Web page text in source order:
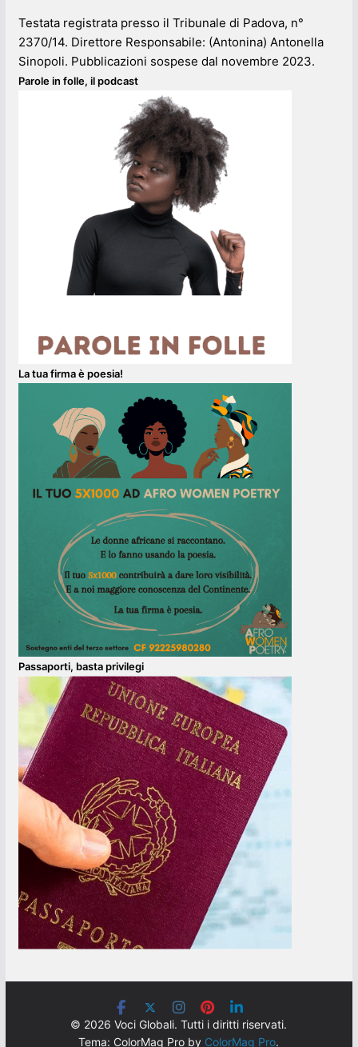
Testata registrata presso il Tribunale di Padova, n°
2370/14. Direttore Responsabile: (Antonina) Antonella
Sinopoli. Pubblicazioni sospese dal novembre 2023.
Parole in folle, il podcast
La tua firma è poesia!
Passaporti, basta privilegi
© 2026 Voci Globali. Tutti i diritti riservati.
Tema: ColorMag Pro by ColorMag Pro.